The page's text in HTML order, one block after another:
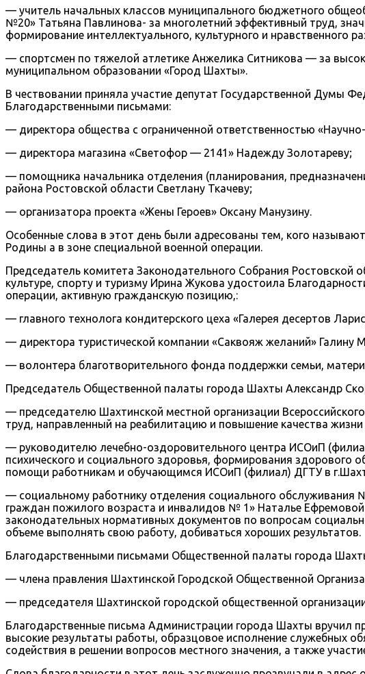
— учитель начальных классов муниципального бюджетного
№20» Татьяна Павлинова- за многолетний эффективный труд,
формирование интеллектуального, культурного и нравственного
— спортсмен по тяжелой атлетике Анжелика Ситникова — за
муниципальном образовании «Город Шахты».
В чествовании приняла участие депутат Государственной Думы
Благодарственными письмами:
— директора общества с ограниченной ответственностью
— директора магазина «Светофор — 2141» Надежду Золотареву;
— помощника начальника отделения (планирования,
района Ростовской области Светлану Ткачеву;
— организатора проекта «Жены Героев» Оксану Манузину.
Особенные слова в этот день были адресованы тем, кого
Родины а в зоне специальной военной операции.
Председатель комитета Законодательного Собрания
культуре, спорту и туризму Ирина Жукова удостоила
операции, активную гражданскую позицию,:
— главного технолога кондитерского цеха «Галерея десертов
— директора туристической компании «Саквояж желаний» Галину
— волонтера благотворительного фонда поддержки семьи,
Председатель Общественной палаты города Шахты Александр
— председателю Шахтинской местной организации
труд, направленный на реабилитацию и повышение качества
— руководителю лечебно-оздоровительного центра ИСОиП
психического и социального здоровья, формирования здорового
помощи работникам и обучающимся ИСОиП (филиал) ДГТУ в
— социальному работнику отделения социального
граждан пожилого возраста и инвалидов № 1» Наталье
законодательных нормативных документов по вопросам
объеме выполнять свою работу, добиваться хороших результатов.
Благодарственными письмами Общественной палаты города
— члена правления Шахтинской Городской Общественной
— председателя Шахтинской городской общественной
Благодарственные письма Администрации города Шахты вручил
высокие результаты работы, образцовое исполнение служебных
содействия в решении вопросов местного значения, а также